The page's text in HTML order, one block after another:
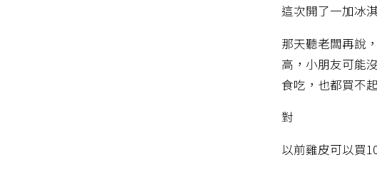
這次開了一加冰
那天聽老闆再說
高，小朋友可能
食吃，也都買不
對
以前雞皮可以買